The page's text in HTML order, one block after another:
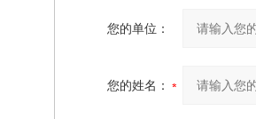
您的单位：
您的姓名：